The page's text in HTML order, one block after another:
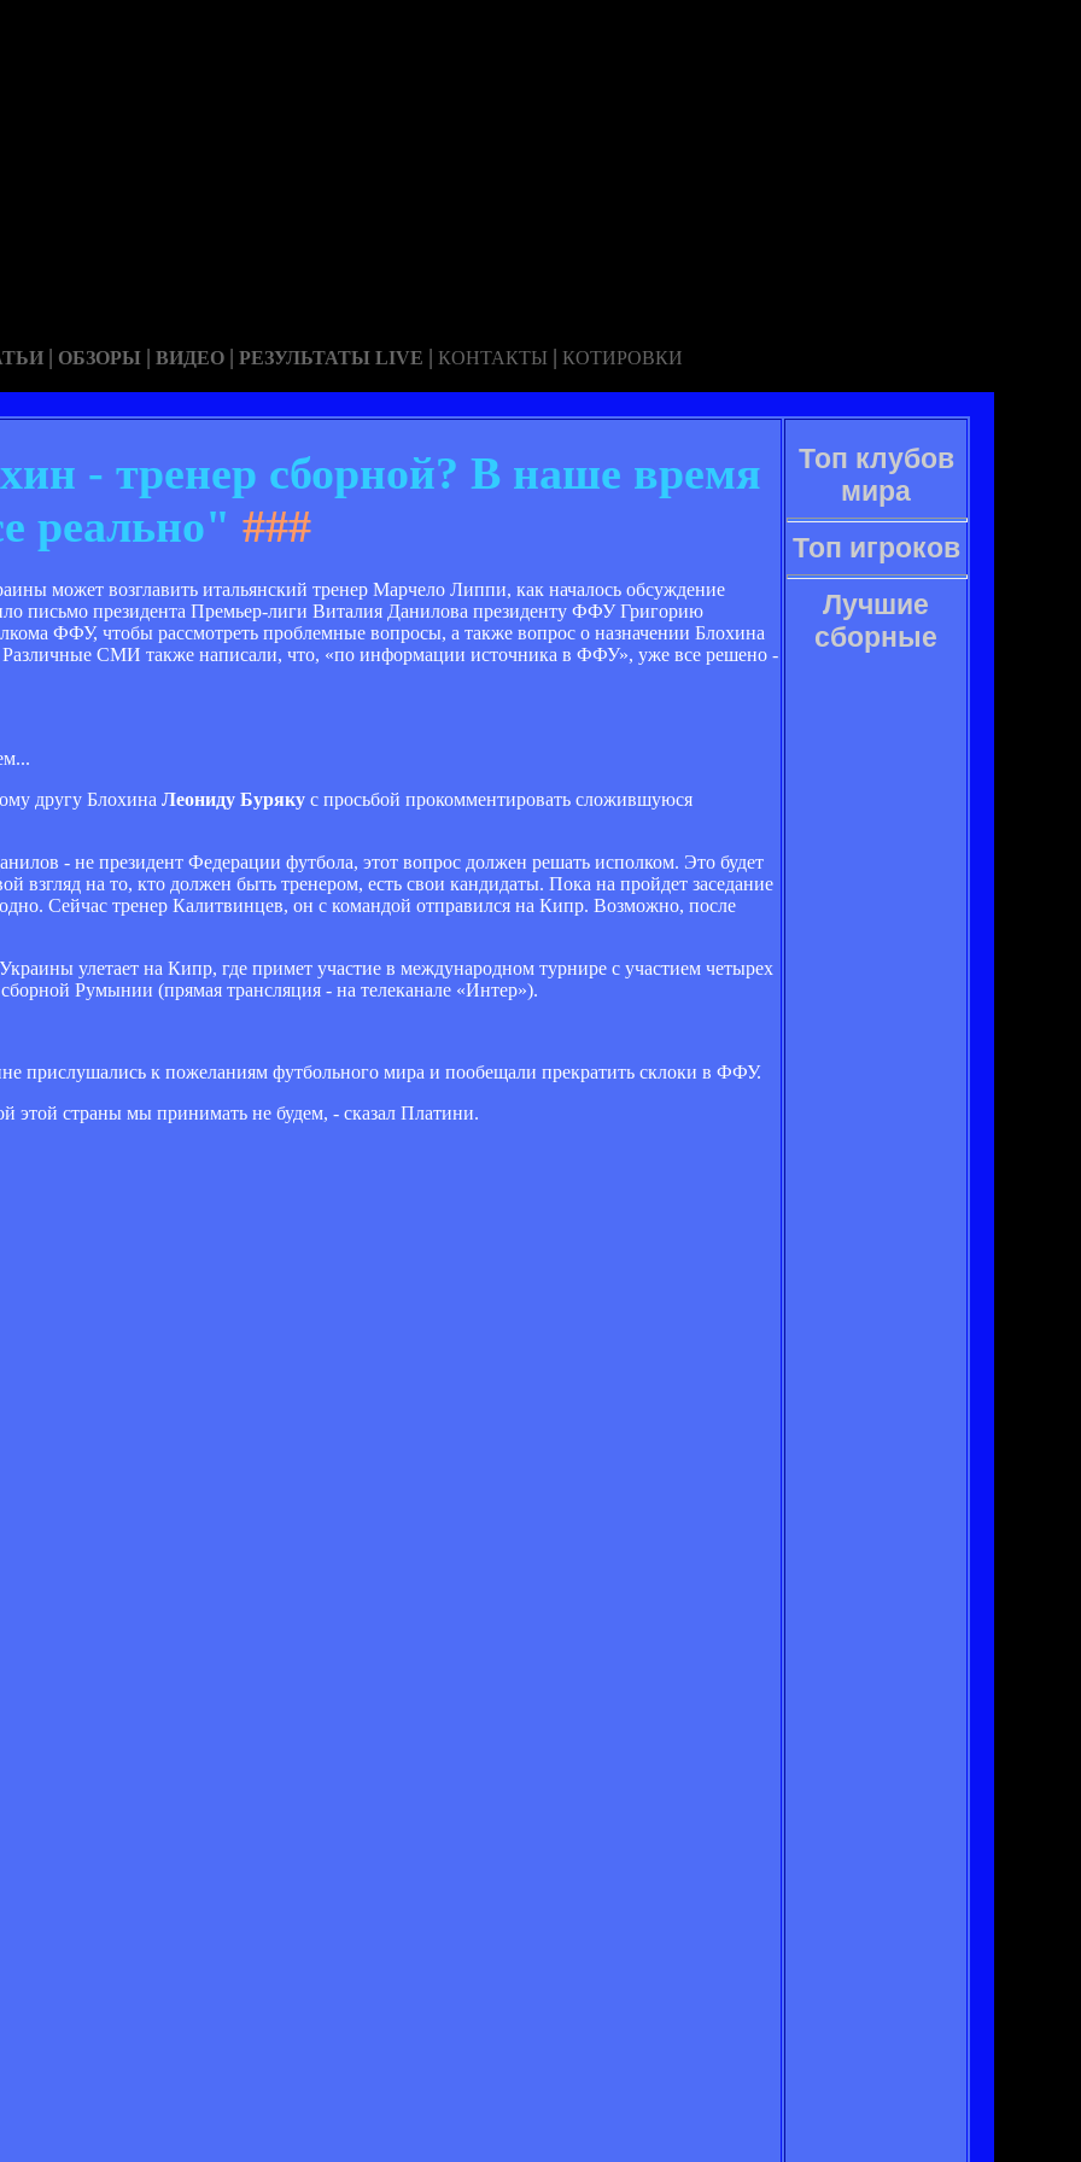
| ОБЗОРЫ | ВИДЕО | РЕЗУЛЬТАТЫ LIVE | КОНТАКТЫ | КОТИРОВКИ
- тренер сборной? В наше время
реально" ###
может возглавить итальянский тренер Марчело Липпи, как началось обсуждение
письмо президента Премьер-лиги Виталия Данилова президенту ФФУ Григорию
ФФУ, чтобы рассмотреть проблемные вопросы, а также вопрос о назначении Блохина
Различные СМИ также написали, что, «по информации источника в ФФУ», уже все решено -
другу Блохина Леониду Буряку с просьбой прокомментировать сложившуюся
- не президент Федерации футбола, этот вопрос должен решать исполком. Это будет
взгляд на то, кто должен быть тренером, есть свои кандидаты. Пока на пройдет заседание
Сейчас тренер Калитвинцев, он с командой отправился на Кипр. Возможно, после
улетает на Кипр, где примет участие в международном турнире с участием четырех
Румынии (прямая трансляция - на телеканале «Интер»).
прислушались к пожеланиям футбольного мира и пообещали прекратить склоки в ФФУ.
этой страны мы принимать не будем, - сказал Платини.
Топ клубов
мира
Топ игроков
Лучшие
сборные